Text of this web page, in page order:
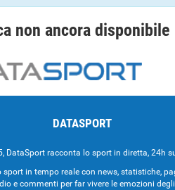
non ancora disponibile
DATASPORT
DataSport racconta lo sport in diretta, 24h
sport in tempo reale con news, statistiche,
e commenti per far vivere le emozioni